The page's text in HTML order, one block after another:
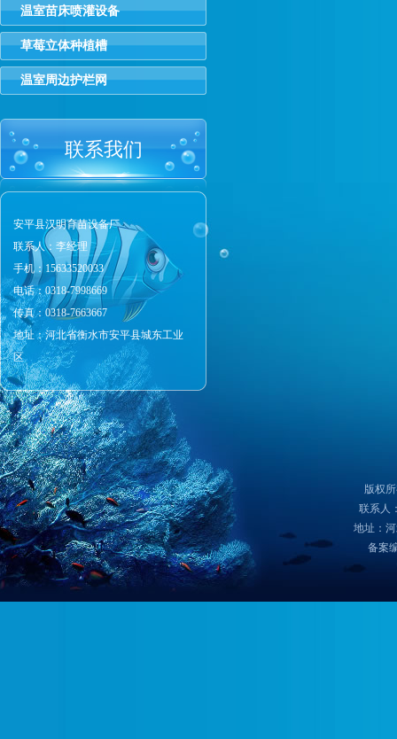
温室苗床喷灌设备
草莓立体种植槽
温室周边护栏网
联系我们
安平县汉明育苗设备厂
联系人：李经理
手机：15633520033
电话：0318-7998669
传真：0318-7663667
地址：河北省衡水市安平县城东工业
区
版权
联系人
地址：
备案